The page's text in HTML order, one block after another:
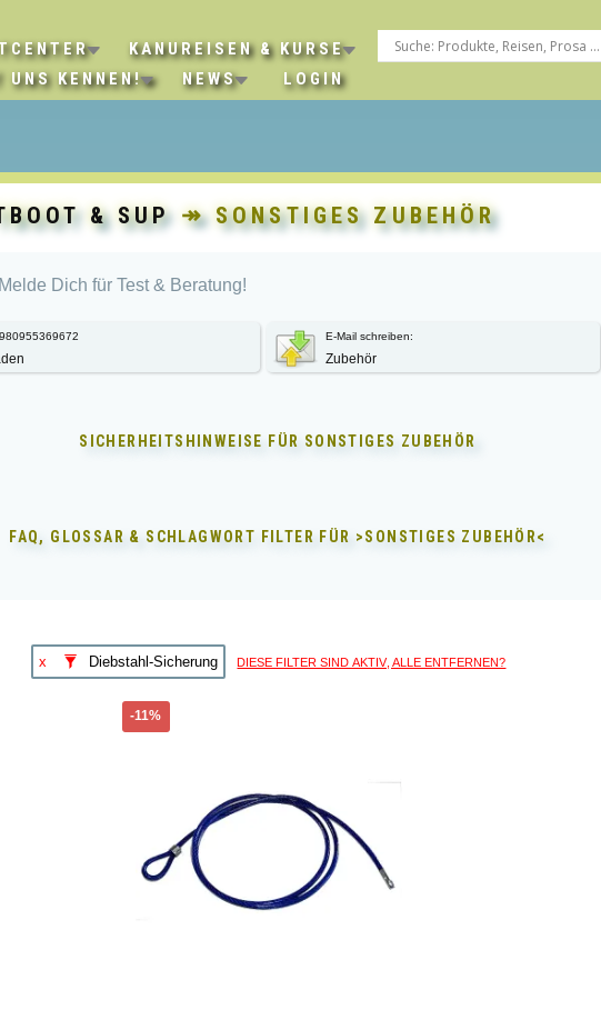
KANUREISEN & KURSE
UNS KENNEN!
NEWS LOGIN
& SUP↠ SONSTIGES ZUBEHÖR
Dich für Test & Beratung!
E-Mail schreiben:
Zubehör
SICHERHEITSHINWEISE FÜR SONSTIGES ZUBEHÖR
FAQ, GLOSSAR & SCHLAGWORT FILTER FÜR >SONSTIGES ZUBEHÖR<
x Diebstahl-Sicherung diese Filter sind aktiv, ALLE entfernen?
-11%
Dieses
Produkt
Optionen